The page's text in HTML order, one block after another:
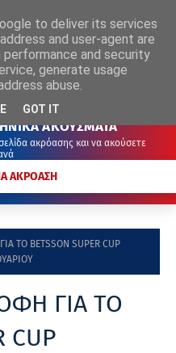
ΑΚΟΥΣΜΑΤΑ
ΑΚΟΥΣΜΑΤΑ
ακρόασης και να ακούσετε
ΑΚΡΟΑΣΗ
ΤΟ BETSSON SUPER CUP
ΓΙΑ ΤΟ
CUP
to deliver its services
and user-agent are
and security
generate usage
abuse.
GOT IT